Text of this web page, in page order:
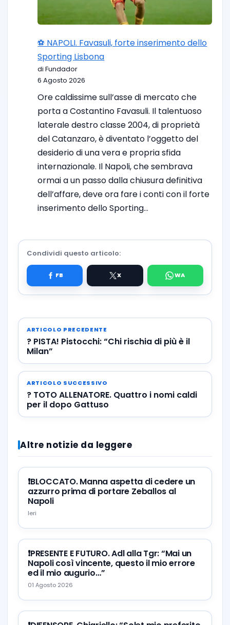
⚽️ NAPOLI. Favasuli, forte inserimento dello
Sporting Lisbona
di Fundador
6 Agosto 2026
Ore caldissime sull’asse di mercato che
porta a Costantino Favasuli. Il talentuoso
laterale destro classe 2004, di proprietà
del Catanzaro, è diventato l’oggetto del
desiderio di una vera e propria sfida
internazionale. Il Napoli, che sembrava
ormai a un passo dalla chiusura definitiva
dell’affare, deve ora fare i conti con il forte
inserimento dello Sporting…
Condividi questo articolo:
ARTICOLO PRECEDENTE
? PISTA! Pistocchi: “Chi rischia di più è il
Milan”
ARTICOLO SUCCESSIVO
? TOTO ALLENATORE. Quattro i nomi caldi
per il dopo Gattuso
Altre notizie da leggere
❗️BLOCCATO. Manna aspetta di cedere un
azzurro prima di portare Zeballos al
Napoli
Ieri
❗️PRESENTE E FUTURO. Adl alla Tgr: “Mai un
Napoli così vincente, questo il mio errore
ed il mio augurio…”
01 Agosto 2026